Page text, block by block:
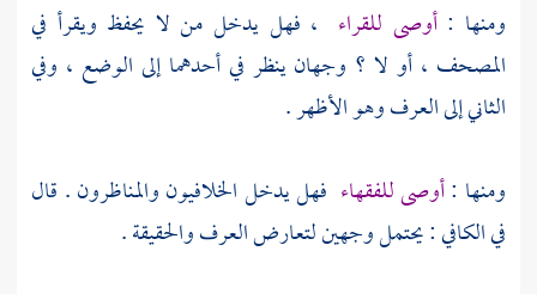
ومنها :أوصى للقراء ، فهل يدخل من لا يحفظ ويقرأ في
المصحف ، أو لا ؟ وجهان ينظر في أحدهما إلى الوضع ، وفي
الثاني إلى العرف وهو الأظهر .
ومنها :أوصى للفقهاء فهل يدخل الخلافيون والمناظرون . قال
في الكافي : يحتمل وجهين لتعارض العرف والحقيقة .